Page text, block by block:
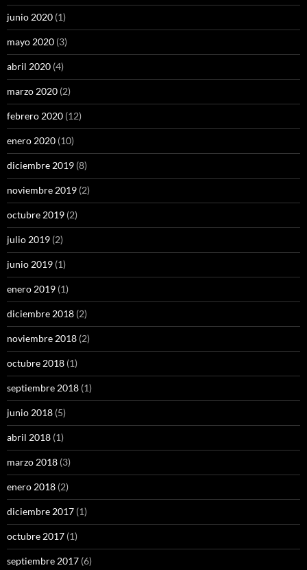
junio 2020 (1)
mayo 2020 (3)
abril 2020 (4)
marzo 2020 (2)
febrero 2020 (12)
enero 2020 (10)
diciembre 2019 (8)
noviembre 2019 (2)
octubre 2019 (2)
julio 2019 (2)
junio 2019 (1)
enero 2019 (1)
diciembre 2018 (2)
noviembre 2018 (2)
octubre 2018 (1)
septiembre 2018 (1)
junio 2018 (5)
abril 2018 (1)
marzo 2018 (3)
enero 2018 (2)
diciembre 2017 (1)
octubre 2017 (1)
septiembre 2017 (6)